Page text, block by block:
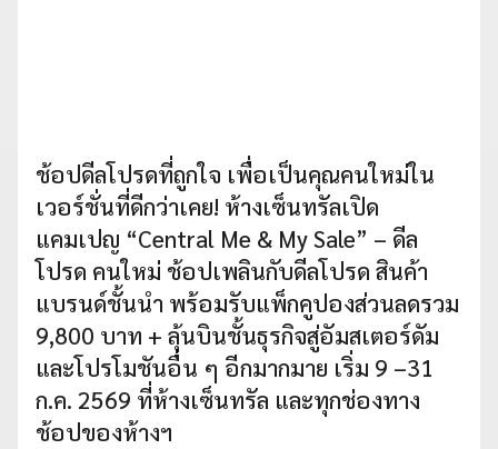
ช้อปดีลโปรดที่ถูกใจ เพื่อเป็นคุณคนใหม่ใน
เวอร์ชั่นที่ดีกว่าเคย! ห้างเซ็นทรัลเปิด
แคมเปญ “Central Me & My Sale” – ดีล
โปรด คนใหม่ ช้อปเพลินกับดีลโปรด สินค้า
แบรนด์ชั้นนำ พร้อมรับแพ็กคูปองส่วนลดรวม
9,800 บาท + ลุ้นบินชั้นธุรกิจสู่อัมสเตอร์ดัม
และโปรโมชันอื่น ๆ อีกมากมาย เริ่ม 9 –31
ก.ค. 2569 ที่ห้างเซ็นทรัล และทุกช่องทาง
ช้อปของห้างฯ